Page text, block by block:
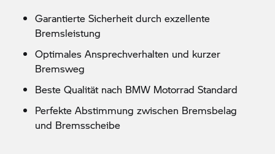
Garantierte Sicherheit durch exzellente
Bremsleistung
Optimales Ansprechverhalten und kurzer
Bremsweg
Beste Qualität nach BMW Motorrad Standard
Perfekte Abstimmung zwischen Bremsbelag
und Bremsscheibe